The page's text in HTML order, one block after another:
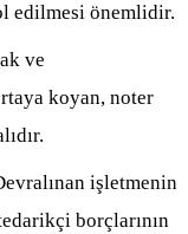
edilmesi önemlidir.
ve
koyan, noter
işletmenin
borçlarının